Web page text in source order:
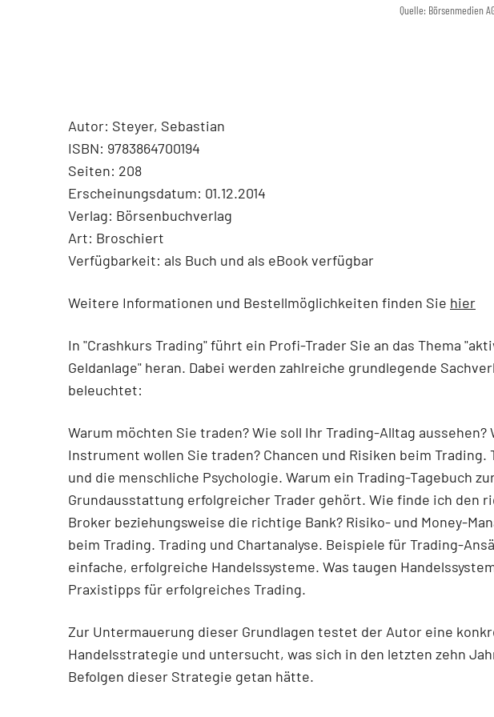
Quelle: Börsenmedien
Autor: Steyer, Sebastian
ISBN: 9783864700194
Seiten: 208
Erscheinungsdatum: 01.12.2014
Verlag: Börsenbuchverlag
Art: Broschiert
Verfügbarkeit: als Buch und als eBook verfügbar
Weitere Informationen und Bestellmöglichkeiten finden Sie hier
In "Crashkurs Trading" führt ein Profi-Trader Sie an das Thema
Geldanlage" heran. Dabei werden zahlreiche grundlegende
beleuchtet:
Warum möchten Sie traden? Wie soll Ihr Trading-Alltag aussehen?
Instrument wollen Sie traden? Chancen und Risiken beim Trading.
und die menschliche Psychologie. Warum ein Trading-Tagebuch
Grundausstattung erfolgreicher Trader gehört. Wie finde ich den
Broker beziehungsweise die richtige Bank? Risiko- und Money-
beim Trading. Trading und Chartanalyse. Beispiele für Trading-
einfache, erfolgreiche Handelssysteme. Was taugen
Praxistipps für erfolgreiches Trading.
Zur Untermauerung dieser Grundlagen testet der Autor eine
Handelsstrategie und untersucht, was sich in den letzten zehn
Befolgen dieser Strategie getan hätte.